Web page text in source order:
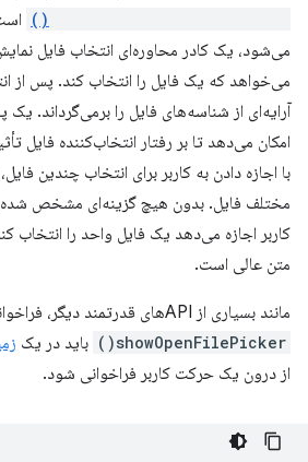
می‌شود، یک کادر محاوره‌ای انتخاب فایل
آرایه‌ای از شناسه‌های فایل را برمی‌گرداند. یک
امکان می‌دهد تا بر رفتار انتخاب‌کننده فایل
با اجازه دادن به کاربر برای انتخاب چندین
مختلف فایل. بدون هیچ گزینه‌ای مشخص شده،
کاربر اجازه می‌دهد یک فایل واحد را انتخاب
متن عالی است.
مانند بسیاری از APIهای قدرتمند دیگر، فراخوانی
showOpenFilePicker() باید در یک
از درون یک حرکت کاربر فراخوانی شود.